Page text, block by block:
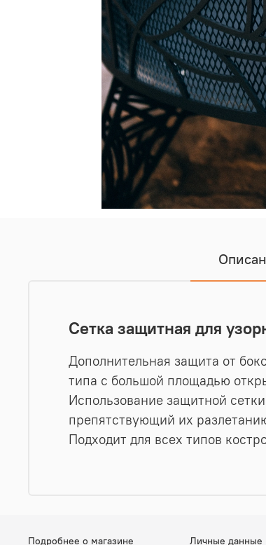
Сетка защитная для
Дополнительная защита от
типа с большой площадью
Использование защитной
препятствующий их
Подходит для всех типов
Подробнее о магазине Личные данные